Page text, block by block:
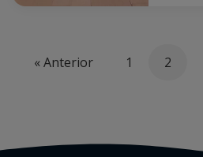
« Anterior 1 2